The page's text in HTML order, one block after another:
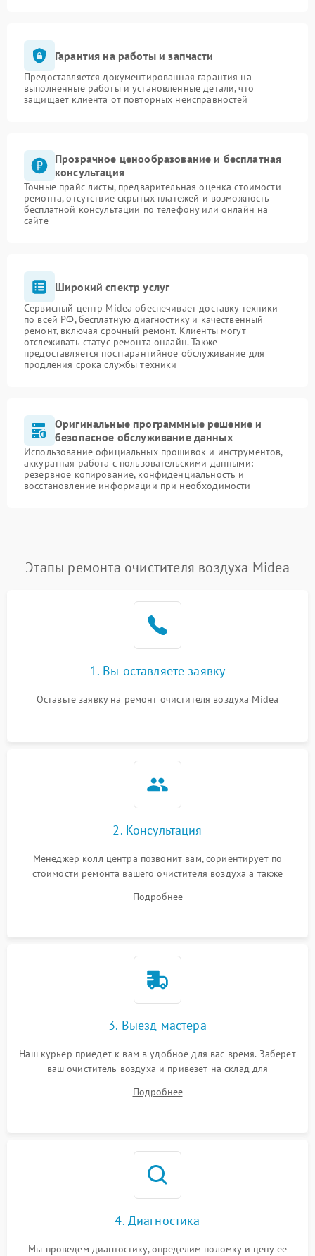
Гарантия на работы и запчасти
Предоставляется документированная гарантия на
выполненные работы и установленные детали, что
защищает клиента от повторных неисправностей
Прозрачное ценообразование и бесплатная
консультация
Точные прайс-листы, предварительная оценка стоимости
ремонта, отсутствие скрытых платежей и возможность
бесплатной консультации по телефону или онлайн на
сайте
Широкий спектр услуг
Сервисный центр Midea обеспечивает доставку техники
по всей РФ, бесплатную диагностику и качественный
ремонт, включая срочный ремонт. Клиенты могут
отслеживать статус ремонта онлайн. Также
предоставляется постгарантийное обслуживание для
продления срока службы техники
Оригинальные программные решение и
безопасное обслуживание данных
Использование официальных прошивок и инструментов,
аккуратная работа с пользовательскими данными:
резервное копирование, конфиденциальность и
восстановление информации при необходимости
Этапы ремонта очистителя воздуха Midea
1. Вы оставляете заявку
Оставьте заявку на ремонт очистителя воздуха Midea
2. Консультация
Менеджер колл центра позвонит вам, сориентирует по
стоимости ремонта вашего очистителя воздуха а также
Подробнее
3. Выезд мастера
Наш курьер приедет к вам в удобное для вас время. Заберет
ваш очиститель воздуха и привезет на склад для
Подробнее
4. Диагностика
Мы проведем диагностику, определим поломку и цену ее